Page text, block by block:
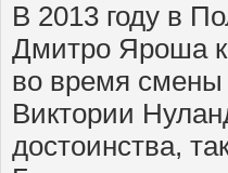
В 2013 году в
Дмитро Яроша
во время смены
Виктории
достоинства,